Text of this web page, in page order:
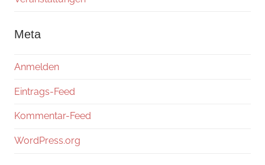
Meta
Anmelden
Eintrags-Feed
Kommentar-Feed
WordPress.org